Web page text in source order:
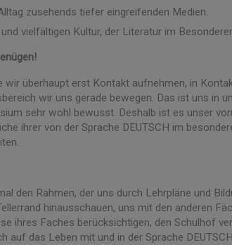
zusehends tiefer eingreifenden Medien.
vielfältigen Kultur, der Literatur im
wir überhaupt erst Kontakt aufnehmen, in
wir uns gerade bewegen. Das ist uns in
sehr wohl bewusst. Deshalb ist es unser
ihrer von der Sprache DEUTSCH im
den Rahmen, der uns durch Lehrpläne und
hinausschauen, uns mit den anderen
ihres Faches berücksichtigen, den Schulhof
auf das Leben mit und in der Sprache